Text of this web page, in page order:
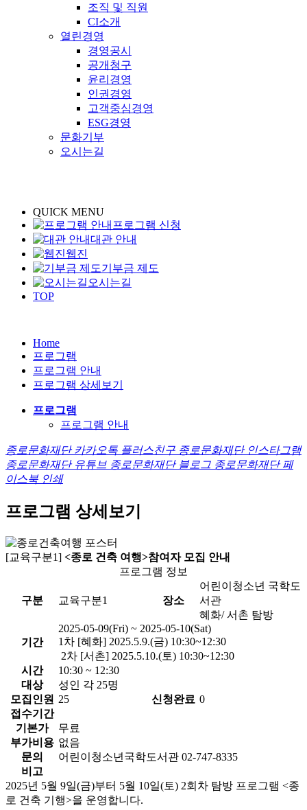
조직 및 직원
CI소개
열린경영
경영공시
공개청구
윤리경영
인권경영
고객중심경영
ESG경영
문화기부
오시는길
QUICK MENU
프로그램 신청
대관 안내
웹진
기부금 제도
오시는길
TOP
Home
프로그램
프로그램 안내
프로그램 상세보기
프로그램
프로그램 안내
종로문화재단 카카오톡 플러스친구 종로문화재단 인스타그램
종로문화재단 유튜브 종로문화재단 블로그 종로문화재단 페
이스북 인쇄
프로그램 상세보기
[교육구분1] <종로 건축 여행>참여자 모집 안내
프로그램 정보
구분 교육구분1 장소
어린이청소년 국학도
서관
혜화/ 서촌 탐방
기간
2025-05-09(Fri) ~ 2025-05-10(Sat)
1차 [혜화] 2025.5.9.(금) 10:30~12:30
2차 [서촌] 2025.5.10.(토) 10:30~12:30
시간
10:30 ~ 12:30
대상
성인 각 25명
모집인원 25 신청완료 0
접수기간
기본가
무료
부가비용 없음
문의
어린이청소년국학도서관 02-747-8335
비고
2025년 5월 9일(금)부터 5월 10일(토) 2회차 탐방 프로그램 <종
로 건축 기행>을 운영합니다.